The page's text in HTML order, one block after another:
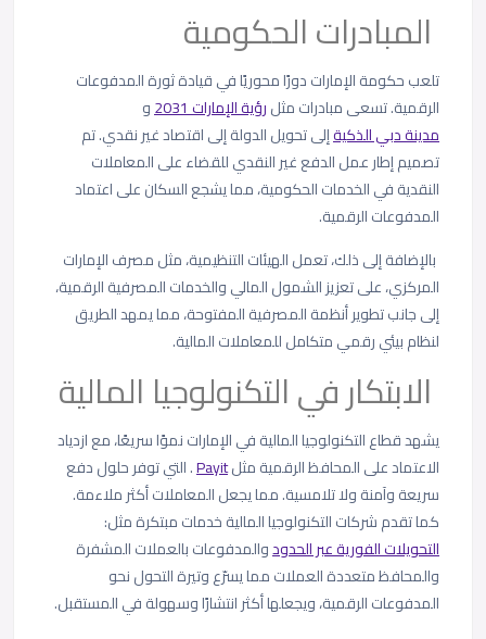
المبادرات الحكومية
تلعب حكومة الإمارات دورًا محوريًا في قيادة ثورة المدفوعات
الرقمية. تسعى مبادرات مثلرؤية الإمارات 2031
و
مدينة دبي الذكيةإلى تحويل الدولة إلى اقتصاد غير نقدي. تم
تصميم إطار عمل الدفع غير النقدي للقضاء على المعاملات
النقدية في الخدمات الحكومية، مما يشجع السكان على اعتماد
المدفوعات الرقمية.
بالإضافة إلى ذلك، تعمل الهيئات التنظيمية، مثل مصرف الإمارات
المركزي، على تعزيز الشمول المالي والخدمات المصرفية الرقمية،
إلى جانب تطوير أنظمة المصرفية المفتوحة، مما يمهد الطريق
لنظام بيئي رقمي متكامل للمعاملات المالية.
الابتكار في التكنولوجيا المالية
يشهد قطاع التكنولوجيا المالية في الإمارات نموًا سريعًا، مع ازدياد
الاعتماد على المحافظ الرقمية مثلPayit. التي توفر حلول دفع
سريعة وآمنة ولا تلامسية. مما يجعل المعاملات أكثر ملاءمة.
كما تقدم شركات التكنولوجيا المالية خدمات مبتكرة مثل:
التحويلات الفورية عبر الحدودوالمدفوعات بالعملات المشفرة
والمحافظ متعددة العملات مما يسرّع وتيرة التحول نحو
المدفوعات الرقمية، ويجعلها أكثر انتشارًا وسهولة في المستقبل.